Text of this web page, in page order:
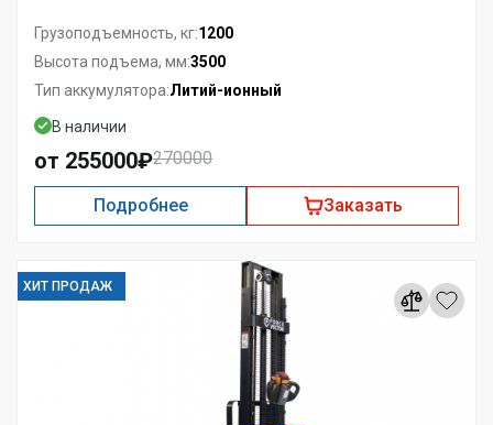
Грузоподъемность, кг:1200
Высота подъема, мм:3500
Тип аккумулятора:Литий-ионный
В наличии
от 255000₽270000
Подробнее Заказать
ХИТ ПРОДАЖ